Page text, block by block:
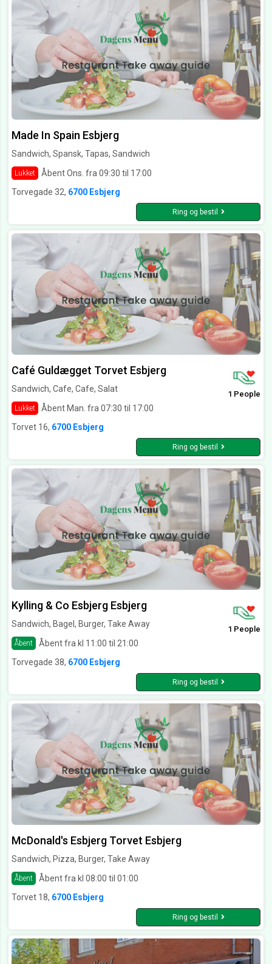
Made In Spain Esbjerg
Sandwich, Spansk, Tapas, Sandwich
Lukket
Åbent Ons. fra 09:30 til 17:00
Torvegade 32, 6700 Esbjerg
Ring og bestil
Café Guldægget Torvet Esbjerg
Sandwich, Cafe, Cafe, Salat
Lukket Åbent Man. fra 07:30 til 17:00
1 People
Torvet 16, 6700 Esbjerg
Ring og bestil
Kylling & Co Esbjerg Esbjerg
Sandwich, Bagel, Burger, Take Away
Åbent Åbent fra kl 11:00 til 21:00
1 People
Torvegade 38, 6700 Esbjerg
Ring og bestil
McDonald's Esbjerg Torvet Esbjerg
Sandwich, Pizza, Burger, Take Away
Åbent
Åbent fra kl 08:00 til 01:00
Torvet 18, 6700 Esbjerg
Ring og bestil